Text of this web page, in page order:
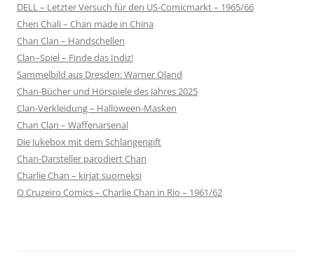
DELL – Letzter Versuch für den US-Comicmarkt – 1965/66
Chen Chali – Chan made in China
Chan Clan – Handschellen
Clan–Spiel – Finde das Indiz!
Sammelbild aus Dresden: Warner Oland
Chan-Bücher und Hörspiele des Jahres 2025
Clan-Verkleidung – Halloween-Masken
Chan Clan – Waffenarsenal
Die Jukebox mit dem Schlangengift
Chan-Darsteller parodiert Chan
Charlie Chan – kirjat suomeksi
O Cruzeiro Comics – Charlie Chan in Rio – 1961/62